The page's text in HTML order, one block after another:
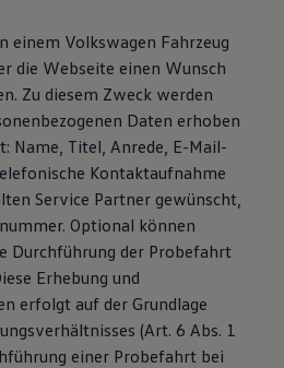
einem Volkswagen Fahrzeug
die Webseite einen Wunsch
Zu diesem Zweck werden
Daten erhoben
Name, Titel, Anrede, E-Mail-
Kontaktaufnahme
Service Partner gewünscht,
Optional können
Durchführung der Probefahrt
Erhebung und
erfolgt auf der Grundlage
(Art. 6 Abs. 1
einer Probefahrt bei